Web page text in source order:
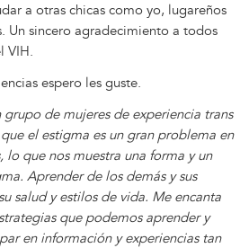
a otras chicas como yo, lugareños
Un sincero agradecimiento a todos
VIH.
espero les guste.
de mujeres de experiencia trans
el estigma es un gran problema en
lo que nos muestra una forma y un
Aprender de los demás y sus
salud y estilos de vida. Me encanta
que podemos aprender y
en información y experiencias tan